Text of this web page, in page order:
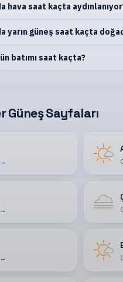
hava saat kaçta
yarın güneş saat kaçta
batımı saat kaçta?
Güneş Sayfaları
→
→
→